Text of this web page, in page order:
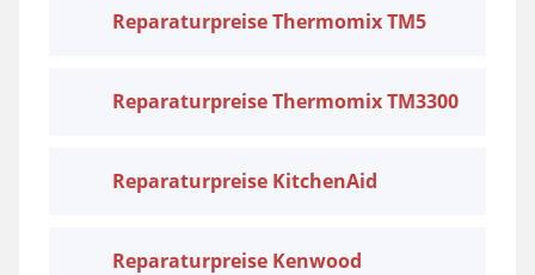
Reparaturpreise Thermomix TM5
Reparaturpreise Thermomix TM3300
Reparaturpreise KitchenAid
Reparaturpreise Kenwood